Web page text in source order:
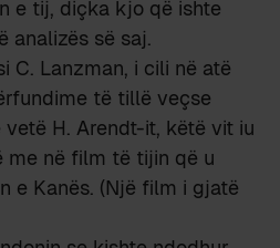
e tij, diçka kjo që ishte
analizës së saj.
C. Lanzman, i cili në atë
të tillë veçse
H. Arendt-it, këtë vit iu
në film të tijin që u
e Kanës. (Një film i gjatë